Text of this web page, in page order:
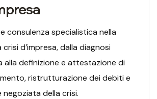
consulenza specialistica nella
d’impresa, dalla diagnosi
alla definizione e attestazione di
ristrutturazione dei debiti e
della crisi.